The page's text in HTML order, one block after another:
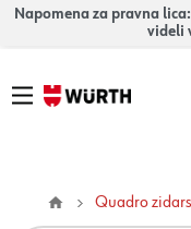
Napomena za pravna lica:
videli
Quadro